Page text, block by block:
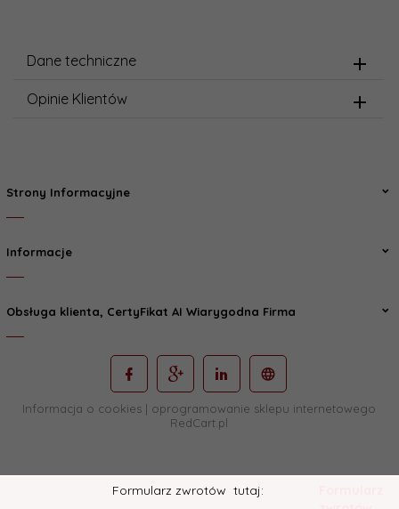
Dane techniczne
Opinie Klientów
Strony Informacyjne
Informacje
Obsługa klienta, CertyFikat AI Wiarygodna Firma
Informacja o cookies| oprogramowanie sklepu internetowego
RedCart.pl
Formularz zwrotów tutaj: